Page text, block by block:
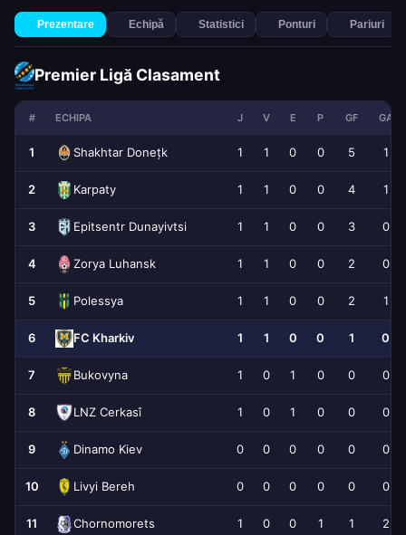
Prezentare Echipă Statistici Ponturi Pariuri
Premier Ligă Clasament
# ECHIPA J V E P GF GA
1 Shakhtar Donețk 1 1 0 0 5 1
2 Karpaty 1 1 0 0 4 1
3 Epitsentr Dunayivtsi 1 1 0 0 3 0
4 Zorya Luhansk 1 1 0 0 2 0
5 Polessya 1 1 0 0 2 1
6 FC Kharkiv 1 1 0 0 1 0
7 Bukovyna 1 0 1 0 0 0
8 LNZ Cerkasî 1 0 1 0 0 0
9 Dinamo Kiev 0 0 0 0 0 0
10 Livyi Bereh 0 0 0 0 0 0
11 Chornomorets 1 0 0 1 1 2